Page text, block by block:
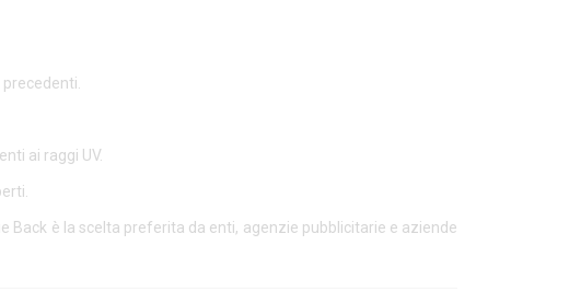
ai raggi UV.
Back è la scelta preferita da enti, agenzie pubblicitarie e aziende